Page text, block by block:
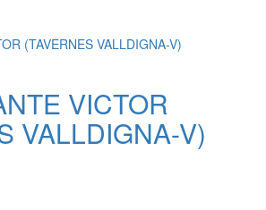
VICTOR
VALLDIGNA-V)